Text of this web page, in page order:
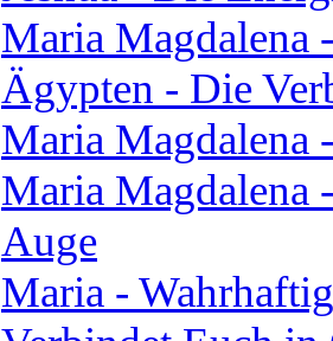
Maria Magdalena
Ägypten - Die
Maria Magdalena
Maria Magdalena
Auge
Maria -